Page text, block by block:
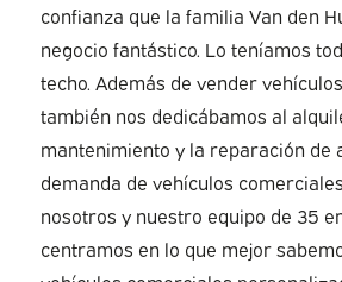
confianza que la familia Van den
negocio fantástico. Lo teníamos
techo. Además de vender
también nos dedicábamos al
mantenimiento y la reparación de
demanda de vehículos
nosotros y nuestro equipo de 35
centramos en lo que mejor